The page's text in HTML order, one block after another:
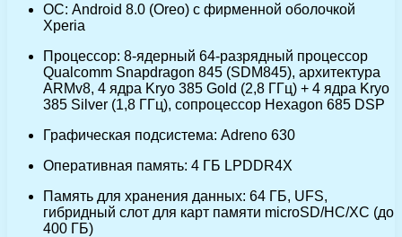
ОС: Android 8.0 (Oreo) с фирменной оболочкой
Xperia
Процессор: 8-ядерный 64-разрядный процессор
Qualcomm Snapdragon 845 (SDM845), архитектура
ARMv8, 4 ядра Kryo 385 Gold (2,8 ГГц) + 4 ядра Kryo
385 Silver (1,8 ГГц), сопроцессор Hexagon 685 DSP
Графическая подсистема: Adreno 630
Оперативная память: 4 ГБ LPDDR4X
Память для хранения данных: 64 ГБ, UFS,
гибридный слот для карт памяти microSD/HC/XC (до
400 ГБ)